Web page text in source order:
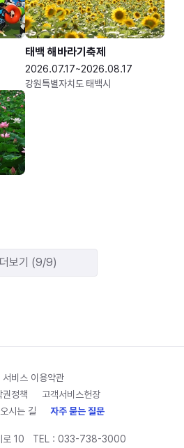
태백 해바라기축제
2026.07.17~2026.08.17
강원특별자치도 태백시
더보기 (9/9)
서비스 이용약관
권정책
고객서비스헌장
시는 길 자주 묻는 질문
로 10 TEL : 033-738-3000